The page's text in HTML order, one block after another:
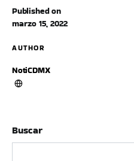
Published on
marzo 15, 2022
AUTHOR
NotiCDMX
Buscar